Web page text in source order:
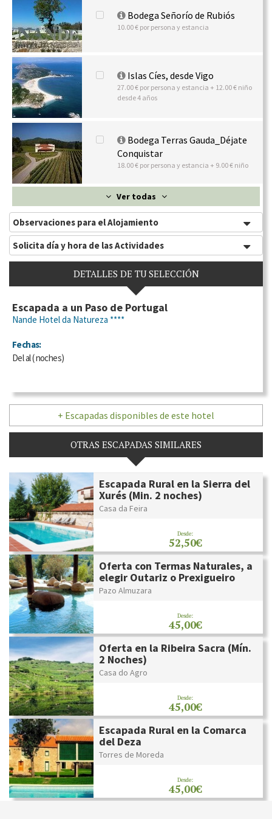
Bodega Señorío de Rubiós
10.00 € por persona y estancia
Islas Cíes, desde Vigo
27.00 € por persona y estancia + 12.00 € niño
desde 4 años
Bodega Terras Gauda_Déjate
Conquistar
18.00 € por persona y estancia + 9.00 € niño
Ver todas
Observaciones para el Alojamiento
Solicita día y hora de las Actividades
DETALLES DE TU SELECCIÓN
Escapada a un Paso de Portugal
Nande Hotel da Natureza ****
Fechas:
Delal(noches)
+ Escapadas disponibles de este hotel
OTRAS ESCAPADAS SIMILARES
Escapada Rural en la Sierra del
Xurés (Min. 2 noches)
Casa da Feira
Desde:
52,50€
Oferta con Termas Naturales, a
elegir Outariz o Prexigueiro
Pazo Almuzara
Desde:
45,00€
Oferta en la Ribeira Sacra (Mín.
2 Noches)
Casa do Agro
Desde:
45,00€
Escapada Rural en la Comarca
del Deza
Torres de Moreda
Desde:
45,00€